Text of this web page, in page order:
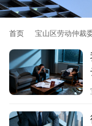
首页 宝山区劳动仲裁